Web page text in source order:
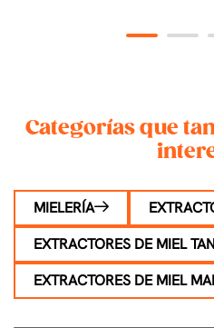
1 2
Categorías que
MIELERÍA
EXTRACTORES DE MIEL
EXTRACTORES DE MIEL